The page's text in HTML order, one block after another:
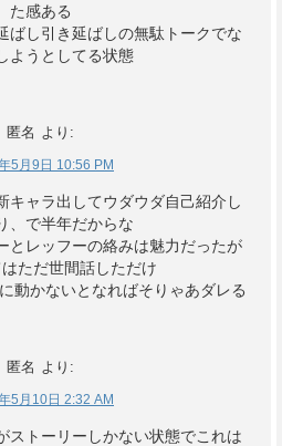
た感ある
ばし引き延ばしの無駄トークでな
ようとしてる状態
匿名 より:
5月9日 10:56 PM
キャラ出してウダウダ自己紹介し
、で半年だからな
とレッフーの絡みは魅力だったが
ただ世間話しただけ
動かないとなればそりゃあダレる
匿名 より:
5月10日 2:32 AM
ストーリーしかない状態でこれは